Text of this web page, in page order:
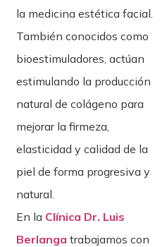
la medicina estética facial.
También conocidos como
bioestimuladores, actúan
estimulando la producción
natural de colágeno para
mejorar la firmeza,
elasticidad y calidad de la
piel de forma progresiva y
natural.
En la Clínica Dr. Luis
Berlanga trabajamos con